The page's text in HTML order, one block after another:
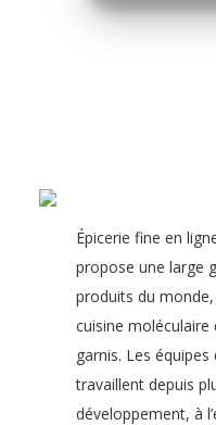
Épicerie fine en
propose une large
produits du
cuisine
garnis. Les équipes
travaillent depuis
développement, à